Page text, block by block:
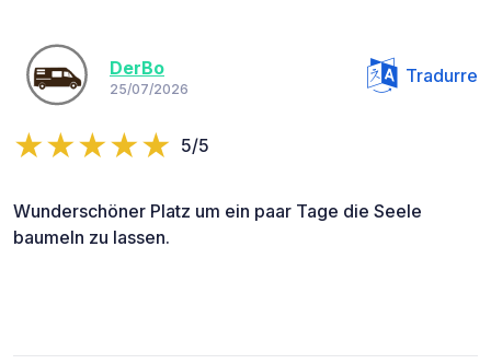
DerBo
25/07/2026
Tradurre
5/5
Wunderschöner Platz um ein paar Tage die Seele
baumeln zu lassen.